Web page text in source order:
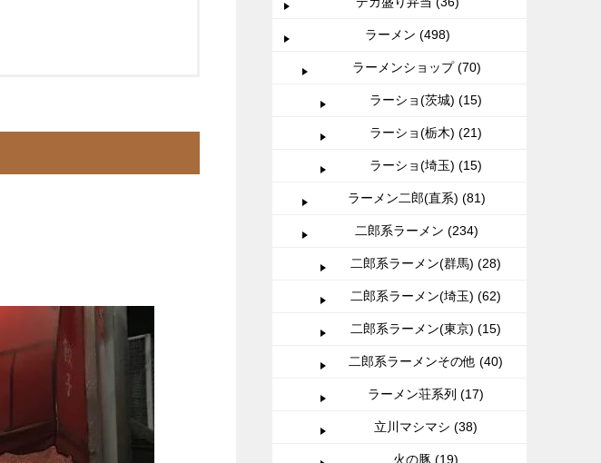
ラーメン (498)
ラーメンショップ (70)
ラーショ(茨城) (15)
ラーショ(栃木) (21)
ラーショ(埼玉) (15)
ラーメン二郎(直系) (81)
二郎系ラーメン (234)
二郎系ラーメン(群馬) (28)
二郎系ラーメン(埼玉) (62)
二郎系ラーメン(東京) (15)
二郎系ラーメンその他 (40)
ラーメン荘系列 (17)
立川マシマシ (38)
火の豚 (19)